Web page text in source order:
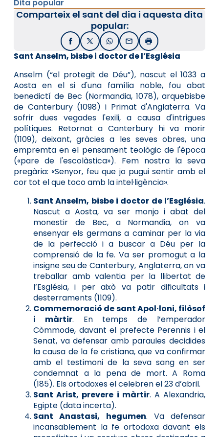
Dita popular
Comparteix el sant del dia i aquesta dita
popular:
FacebookX / TwitterWhatsApp
EmailImprimir
Sant Anselm, bisbe i doctor de l’Església
Anselm (“el protegit de Déu”), nascut el 1033 a
Aosta en el si d'una família noble, fou abat
benedictí de Bec (Normandia, 1078), arquebisbe
de Canterbury (1098) i Primat d'Anglaterra. Va
sofrir dues vegades l'exili, a causa d'intrigues
polítiques. Retornat a Canterbury hi va morir
(1109), deixant, gràcies a les seves obres, una
empremta en el pensament teològic de l'època
(«pare de l'escolàstica»). Fem nostra la seva
pregària: «Senyor, feu que jo pugui sentir amb el
cor tot el que toco amb la intel·ligència».
Sant Anselm, bisbe i doctor de l’Església.
Nascut a Aosta, va ser monjo i abat del
monestir de Bec, a Normandia, on va
ensenyar els germans a caminar per la via
de la perfecció i a buscar a Déu per la
comprensió de la fe. Va ser promogut a la
insigne seu de Canterbury, Anglaterra, on va
treballar amb valentia per la llibertat de
l’Església, i per això va patir dificultats i
desterraments (1109).
Commemoració de sant Apol·loni, filòsof
i màrtir. En temps de l’emperador
Còmmode, davant el prefecte Perennis i el
Senat, va defensar amb paraules decidides
la causa de la fe cristiana, que va confirmar
amb el testimoni de la seva sang en ser
condemnat a la pena de mort. A Roma
(185). Els ortodoxes el celebren el 23 d’abril.
Sant Arist, prevere i màrtir. A Alexandria,
Egipte (data incerta).
Sant Anastasi, hegumen. Va defensar
incansablement la fe ortodoxa davant els